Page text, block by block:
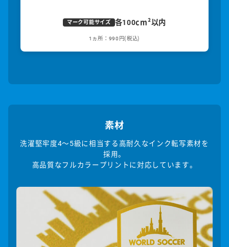
マーク可能サイズ 各100cm²以内
1ヵ所：990円(税込)
素材
洗濯堅牢度4〜5級に相当する高耐久なインク転写素材を
採用。
高品質なフルカラープリントに対応しています。